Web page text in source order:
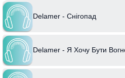
Интересный факт: Delamer начал
подростковом возрасте,
стилями, прежде чем найти свой
Delamer - Снігопад
Delamer - Я Хочу Бути